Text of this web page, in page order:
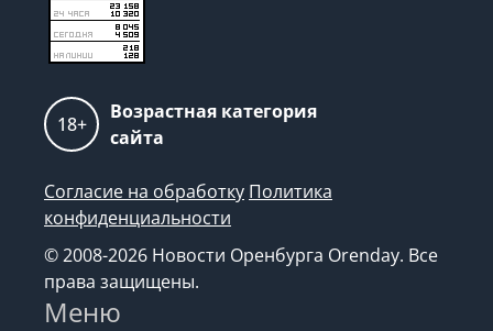
18+
Возрастная категория
сайта
Согласие на обработку Политика
конфиденциальности
© 2008-2026 Новости Оренбурга Orenday. Все
права защищены.
Меню